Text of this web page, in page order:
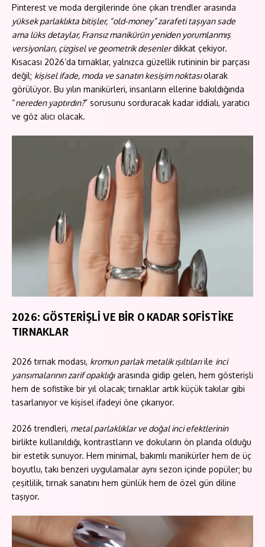
Pinterest ve moda dergilerinde öne çıkan trendler arasında
yüksek parlaklıkta bitişler, “old-money” zarafeti taşıyan sade
ama lüks detaylar, Fransız manikürün yeniden yorumlanmış
versiyonları, çizgisel ve geometrik desenlerdikkat çekiyor.
Kısacası 2026’da tırnaklar, yalnızca güzellik rutininin bir parçası
değil; kişisel ifade, moda ve sanatın kesişim noktasıolarak
görülüyor. Bu yılın manikürleri, insanların ellerine bakıldığında
“nereden yaptırdın?” sorusunu sorduracak kadar iddialı, yaratıcı
ve göz alıcı olacak.
2026: GÖSTERİŞLİ VE BİR O KADAR SOFİSTİKE
TIRNAKLAR
2026 tırnak modası, kromun parlak metalik ışıltılarıile inci
yansımalarının zarif opaklığıarasında gidip gelen, hem gösterişli
hem de sofistike bir yıl olacak; tırnaklar artık küçük takılar gibi
tasarlanıyor ve kişisel ifadeyi öne çıkarıyor.
2026 trendleri, metal parlaklıklar ve doğal inci efektlerinin
birlikte kullanıldığı, kontrastların ve dokuların ön planda olduğu
bir estetik sunuyor. Hem minimal, bakımlı manikürler hem de üç
boyutlu, takı benzeri uygulamalar aynı sezon içinde popüler; bu
çeşitlilik, tırnak sanatını hem günlük hem de özel gün diline
taşıyor.